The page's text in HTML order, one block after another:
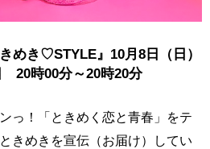
きめき♡STYLE』10月8日（日）
時00分～20時20分
っ！「ときめく恋と青春」をテ
きめきを宣伝（お届け）してい